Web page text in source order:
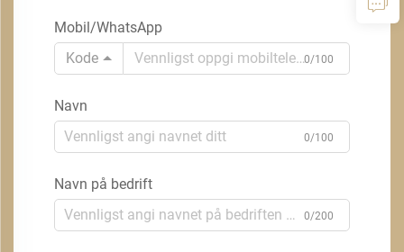
Mobil/WhatsApp
Kode
0/100
Navn
0/100
Navn på bedrift
0/200